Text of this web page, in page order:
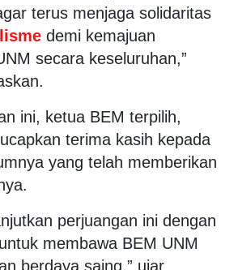
terus menjaga solidaritas
demi kemajuan
secara keseluruhan,”
ini, ketua BEM terpilih,
terima kasih kepada
yang telah memberikan
perjuangan ini dengan
membawa BEM UNM
berdaya saing,” ujar